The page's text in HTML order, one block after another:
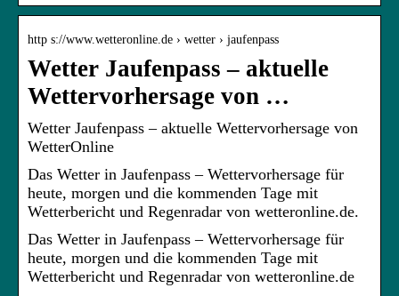
http s://www.wetteronline.de › wetter › jaufenpass
Wetter Jaufenpass – aktuelle
Wettervorhersage von …
Wetter Jaufenpass – aktuelle Wettervorhersage von
WetterOnline
Das Wetter in Jaufenpass – Wettervorhersage für
heute, morgen und die kommenden Tage mit
Wetterbericht und Regenradar von wetteronline.de.
Das Wetter in Jaufenpass – Wettervorhersage für
heute, morgen und die kommenden Tage mit
Wetterbericht und Regenradar von wetteronline.de